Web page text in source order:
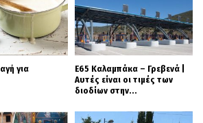
για
Ε65 Καλαμπάκα – Γρεβενά |
Αυτές είναι οι τιμές των
διοδίων στην...